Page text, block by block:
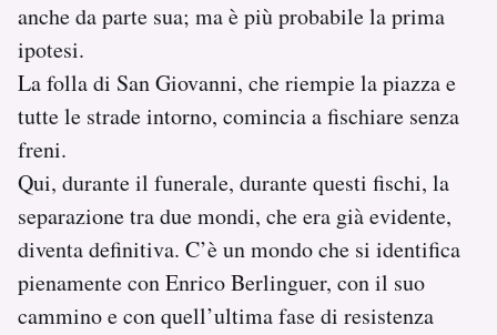
anche da parte sua; ma è più probabile la prima
ipotesi.
La folla di San Giovanni, che riempie la piazza e
tutte le strade intorno, comincia a fischiare senza
freni.
Qui, durante il funerale, durante questi fischi, la
separazione tra due mondi, che era già evidente,
diventa definitiva. C’è un mondo che si identifica
pienamente con Enrico Berlinguer, con il suo
cammino e con quell’ultima fase di resistenza